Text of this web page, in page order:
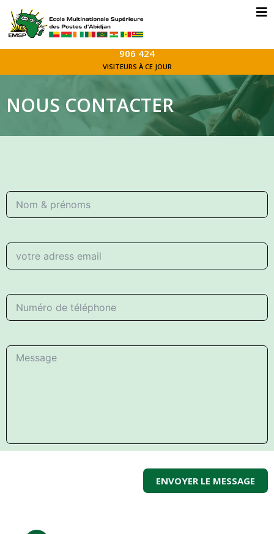
906 424
VISITEURS À CE JOUR
NOUS CONTACTER
ENVOYER LE MESSAGE